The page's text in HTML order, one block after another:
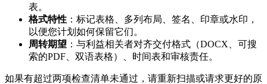
表。
格式特性 ：标记表格、多列布局、签名、印章或水印，
以便您计划如何保留它们。
周转期望 ：与利益相关者对齐交付格式（DOCX、可搜
索的PDF、双语表格）、时间表和审核责任。
如果有超过两项检查清单未通过，请重新扫描或请求更好的原